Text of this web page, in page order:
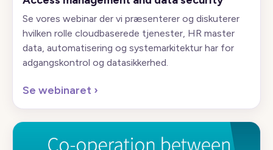
Se vores webinar der vi præsenterer og diskuterer
hvilken rolle cloudbaserede tjenester, HR master
data, automatisering og systemarkitektur har for
adgangskontrol og datasikkerhed.
Se webinaret ›